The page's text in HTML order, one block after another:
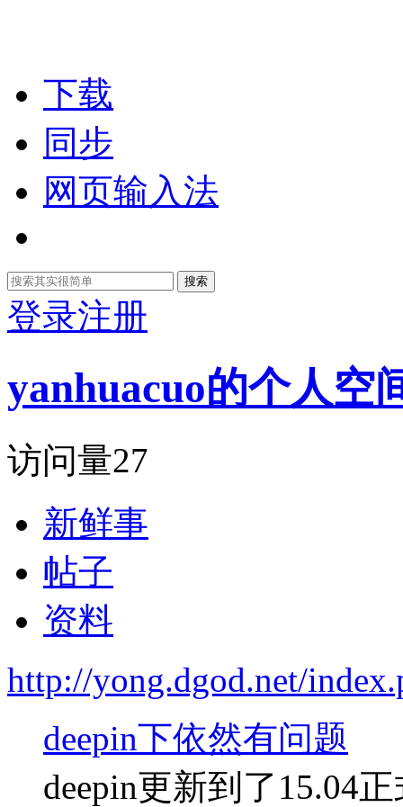
下载
同步
网页输入法
搜索
登录注册
yanhuacuo的个人空
访问量27
新鲜事
帖子
资料
http://yong.dgod.net/
deepin下依然有问题
deepin更新到了15.04